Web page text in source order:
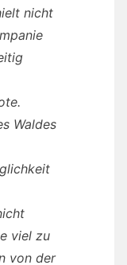
nicht
Waldes
viel zu
von der